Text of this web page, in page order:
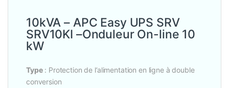
10kVA – APC Easy UPS SRV
SRV10KI –Onduleur On-line 10
kW
Type: Protection de l’alimentation en ligne à double
conversion